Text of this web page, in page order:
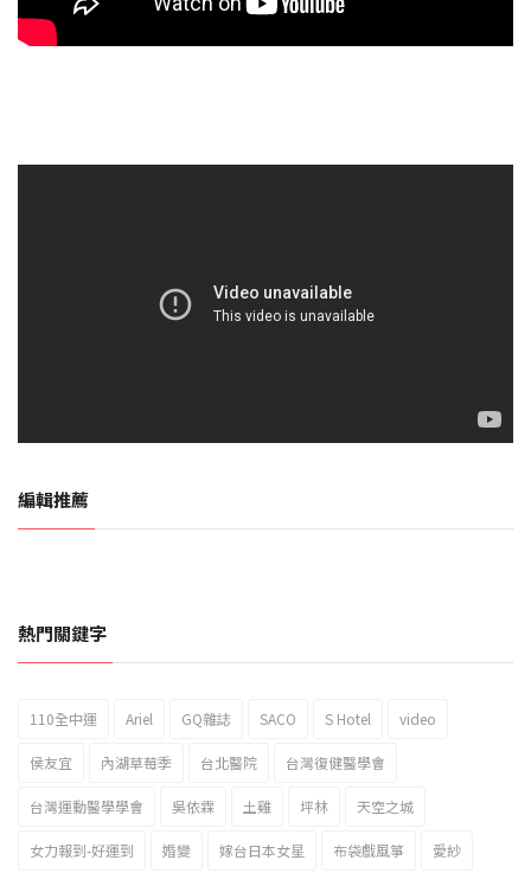
編輯推薦
2023新北市北海岸國際風箏節「風在石起」霸氣回歸
熱門關鍵字
110全中運 Ariel GQ雜誌 SACO S Hotel video
侯友宜 內湖草莓季 台北醫院 台灣復健醫學會
台灣運動醫學學會 吳依霖 土雞 坪林 天空之城
女力報到-好運到 婚變 嫁台日本女星 布袋戲風箏 愛紗